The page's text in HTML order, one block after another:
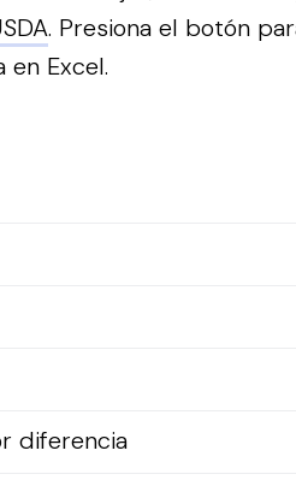
. Presiona el botón
Excel.
diferencia